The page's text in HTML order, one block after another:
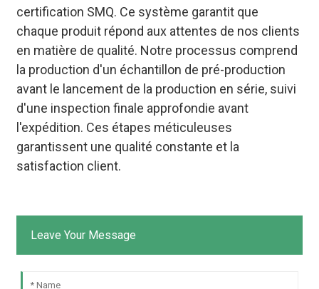
certification SMQ. Ce système garantit que
chaque produit répond aux attentes de nos clients
en matière de qualité. Notre processus comprend
la production d'un échantillon de pré-production
avant le lancement de la production en série, suivi
d'une inspection finale approfondie avant
l'expédition. Ces étapes méticuleuses
garantissent une qualité constante et la
satisfaction client.
Leave Your Message